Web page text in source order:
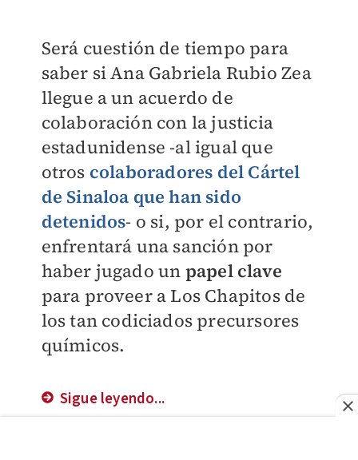
Será cuestión de tiempo para
saber si Ana Gabriela Rubio Zea
llegue a un acuerdo de
colaboración con la justicia
estadunidense -al igual que
otros colaboradores del Cártel
de Sinaloa que han sido
detenidos- o si, por el contrario,
enfrentará una sanción por
haber jugado un papel clave
para proveer a Los Chapitos de
los tan codiciados precursores
químicos.
Sigue leyendo...